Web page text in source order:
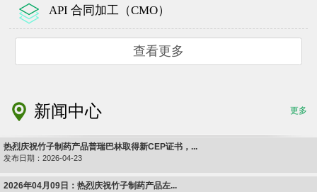
API 合同加工（CMO）
查看更多
新闻中心 更多
热烈庆祝竹子制药产品普瑞巴林取得新CEP证书，...
发布日期：2026-04-23
2026年04月09日：热烈庆祝竹子制药产品左...